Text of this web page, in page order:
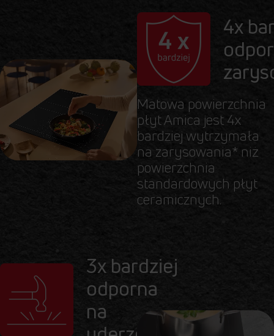
4x
Matowa powierzchnia
płyt Amica jest 4x
bardziej wytrzymała
na zarysowania* niż
powierzchnia
standardowych płyt
ceramicznych.
3x bardziej
odporna
na